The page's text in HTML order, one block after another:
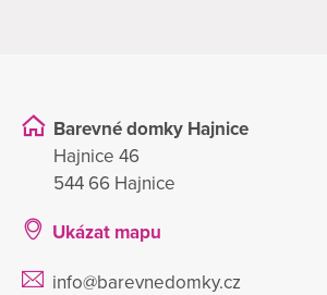
Barevné domky Hajnice
Hajnice 46
544 66 Hajnice
Ukázat mapu
info@barevnedomky.cz